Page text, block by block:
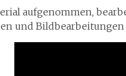
aufgenommen,
und